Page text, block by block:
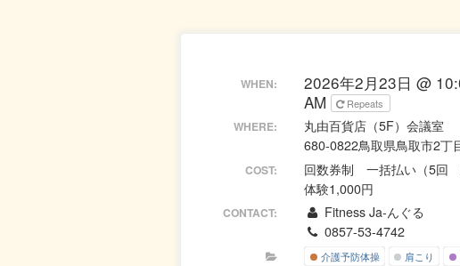
WHEN:
2026年2月23日 @
AM
Repeats
WHERE:
丸由百貨店（5F）会議室
680-0822鳥取県鳥取市2丁
COST:
回数券制 一括払い（5回
体験1,000円
CONTACT:
Fitness Ja-んぐる
0857-53-4742
介護予防体操 肩こり